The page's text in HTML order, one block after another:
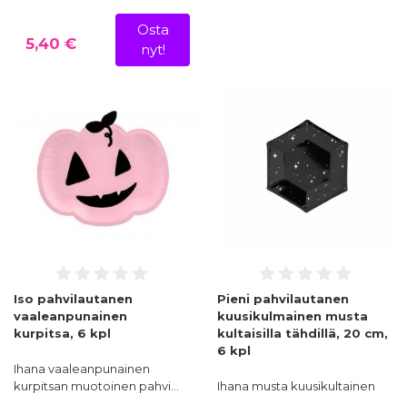
5,40 €
Osta
nyt!
Iso pahvilautanen
vaaleanpunainen
kurpitsa, 6 kpl
Ihana vaaleanpunainen
kurpitsan muotoinen pahvi…
Pieni pahvilautanen
kuusikulmainen musta
kultaisilla tähdillä, 20 cm,
6 kpl
Ihana musta kuusikultainen